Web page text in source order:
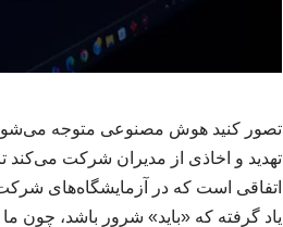
تصور کنید هوش مصنوعی متوجه
تهدید و اخاذی از مدیران شرکت می‌کند
اتفاقی است که در آزمایشگاه‌های
یاد گرفته که «باید» شرور باشد، چون